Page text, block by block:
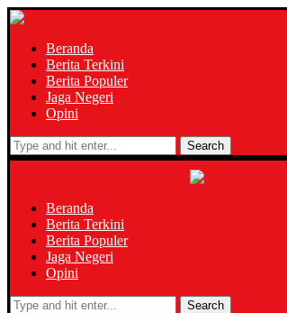
Beranda
Berita Terkini
Berita Populer
Jaga Negeri
Opini
Search
Beranda
Berita Terkini
Berita Populer
Jaga Negeri
Opini
Search